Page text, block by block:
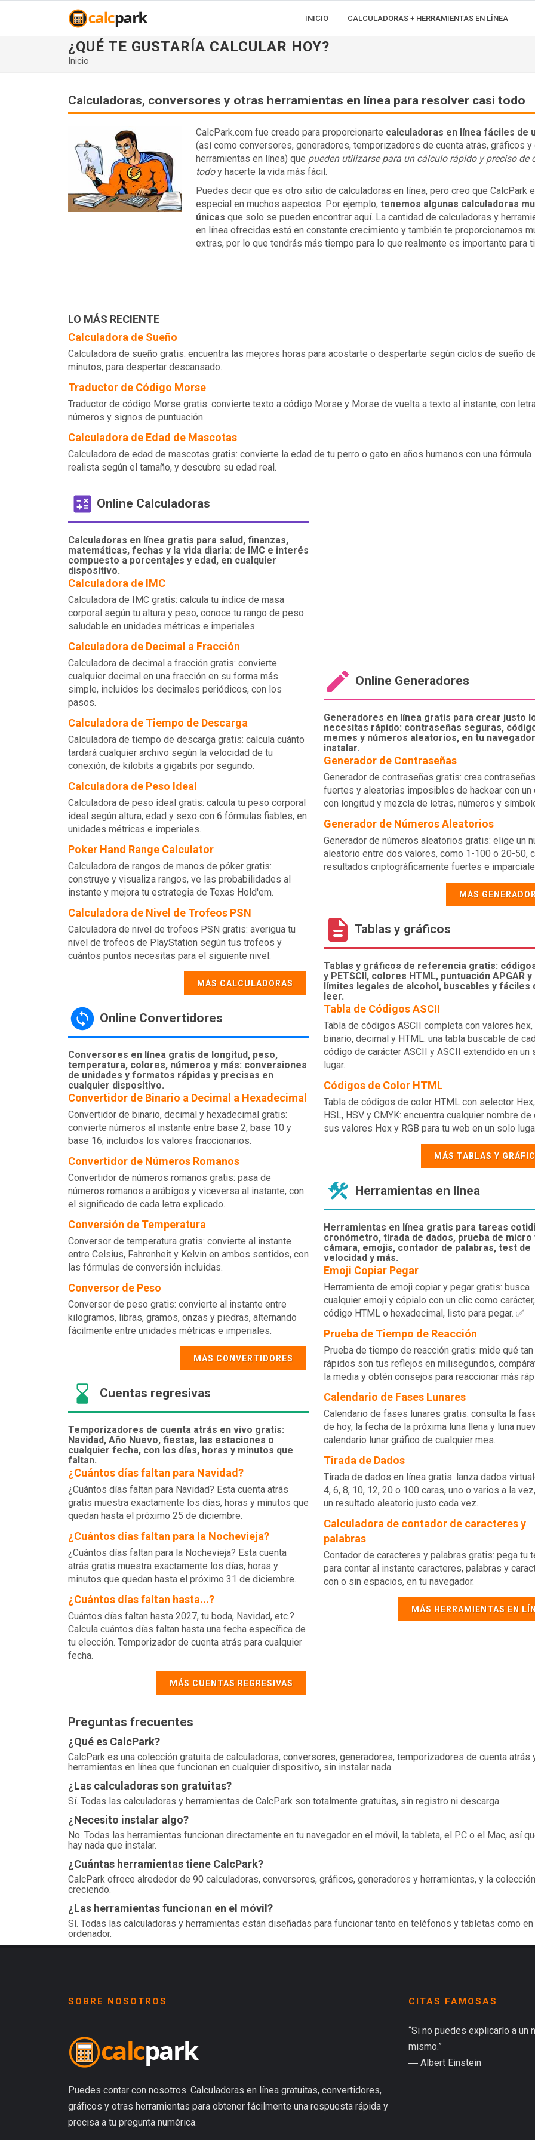
INICIO CALCULADORAS + HERRAMIENTAS EN LÍNEA
¿QUÉ TE GUSTARÍA CALCULAR HOY?
Inicio
Calculadoras, conversores y otras herramientas en línea para resolver casi todo
CalcPark.com fue creado para proporcionarte calculadoras en línea fáciles de
(así como conversores, generadores, temporizadores de cuenta atrás, gráficos y
herramientas en línea) que pueden utilizarse para un cálculo rápido y preciso de
todoy hacerte la vida más fácil.
Puedes decir que es otro sitio de calculadoras en línea, pero creo que CalcPark
especial en muchos aspectos. Por ejemplo, tenemos algunas calculadoras
únicas que solo se pueden encontrar aquí. La cantidad de calculadoras y
en línea ofrecidas está en constante crecimiento y también te proporcionamos
extras, por lo que tendrás más tiempo para lo que realmente es importante para
LO MÁS RECIENTE
Calculadora de Sueño
Calculadora de sueño gratis: encuentra las mejores horas para acostarte o despertarte según ciclos de sueño
minutos, para despertar descansado.
Traductor de Código Morse
Traductor de código Morse gratis: convierte texto a código Morse y Morse de vuelta a texto al instante, con
números y signos de puntuación.
Calculadora de Edad de Mascotas
Calculadora de edad de mascotas gratis: convierte la edad de tu perro o gato en años humanos con una fórmula
realista según el tamaño, y descubre su edad real.
Online Calculadoras
Calculadoras en línea gratis para salud, finanzas,
matemáticas, fechas y la vida diaria: de IMC e interés
compuesto a porcentajes y edad, en cualquier
dispositivo.
Calculadora de IMC
Calculadora de IMC gratis: calcula tu índice de masa
corporal según tu altura y peso, conoce tu rango de peso
saludable en unidades métricas e imperiales.
Calculadora de Decimal a Fracción
Calculadora de decimal a fracción gratis: convierte
cualquier decimal en una fracción en su forma más
simple, incluidos los decimales periódicos, con los
pasos.
Calculadora de Tiempo de Descarga
Calculadora de tiempo de descarga gratis: calcula cuánto
tardará cualquier archivo según la velocidad de tu
conexión, de kilobits a gigabits por segundo.
Calculadora de Peso Ideal
Calculadora de peso ideal gratis: calcula tu peso corporal
ideal según altura, edad y sexo con 6 fórmulas fiables, en
unidades métricas e imperiales.
Poker Hand Range Calculator
Calculadora de rangos de manos de póker gratis:
construye y visualiza rangos, ve las probabilidades al
instante y mejora tu estrategia de Texas Hold'em.
Calculadora de Nivel de Trofeos PSN
Calculadora de nivel de trofeos PSN gratis: averigua tu
nivel de trofeos de PlayStation según tus trofeos y
cuántos puntos necesitas para el siguiente nivel.
MÁS CALCULADORAS
Online Convertidores
Conversores en línea gratis de longitud, peso,
temperatura, colores, números y más: conversiones
de unidades y formatos rápidas y precisas en
cualquier dispositivo.
Convertidor de Binario a Decimal a Hexadecimal
Convertidor de binario, decimal y hexadecimal gratis:
convierte números al instante entre base 2, base 10 y
base 16, incluidos los valores fraccionarios.
Convertidor de Números Romanos
Convertidor de números romanos gratis: pasa de
números romanos a arábigos y viceversa al instante, con
el significado de cada letra explicado.
Conversión de Temperatura
Conversor de temperatura gratis: convierte al instante
entre Celsius, Fahrenheit y Kelvin en ambos sentidos, con
las fórmulas de conversión incluidas.
Conversor de Peso
Conversor de peso gratis: convierte al instante entre
kilogramos, libras, gramos, onzas y piedras, alternando
fácilmente entre unidades métricas e imperiales.
MÁS CONVERTIDORES
Cuentas regresivas
Temporizadores de cuenta atrás en vivo gratis:
Navidad, Año Nuevo, fiestas, las estaciones o
cualquier fecha, con los días, horas y minutos que
faltan.
¿Cuántos días faltan para Navidad?
¿Cuántos días faltan para Navidad? Esta cuenta atrás
gratis muestra exactamente los días, horas y minutos que
quedan hasta el próximo 25 de diciembre.
¿Cuántos días faltan para la Nochevieja?
¿Cuántos días faltan para la Nochevieja? Esta cuenta
atrás gratis muestra exactamente los días, horas y
minutos que quedan hasta el próximo 31 de diciembre.
¿Cuántos días faltan hasta...?
Cuántos días faltan hasta 2027, tu boda, Navidad, etc.?
Calcula cuántos días faltan hasta una fecha específica de
tu elección. Temporizador de cuenta atrás para cualquier
fecha.
MÁS CUENTAS REGRESIVAS
Online Generadores
Generadores en línea gratis para crear justo
necesitas rápido: contraseñas seguras,
memes y números aleatorios, en tu
instalar.
Generador de Contraseñas
Generador de contraseñas gratis: crea contraseñas
fuertes y aleatorias imposibles de hackear con un
con longitud y mezcla de letras, números y
Generador de Números Aleatorios
Generador de números aleatorios gratis: elige un
aleatorio entre dos valores, como 1-100 o 20-50,
resultados criptográficamente fuertes e
MÁS
Tablas y gráficos
Tablas y gráficos de referencia gratis:
y PETSCII, colores HTML, puntuación APGAR y
límites legales de alcohol, buscables y fáciles
leer.
Tabla de Códigos ASCII
Tabla de códigos ASCII completa con valores hex,
binario, decimal y HTML: una tabla buscable de
código de carácter ASCII y ASCII extendido en un
lugar.
Códigos de Color HTML
Tabla de códigos de color HTML con selector Hex,
HSL, HSV y CMYK: encuentra cualquier nombre de
sus valores Hex y RGB para tu web en un solo
MÁS TABLAS Y
Herramientas en línea
Herramientas en línea gratis para tareas
cronómetro, tirada de dados, prueba de micro
cámara, emojis, contador de palabras, test de
velocidad y más.
Emoji Copiar Pegar
Herramienta de emoji copiar y pegar gratis: busca
cualquier emoji y cópialo con un clic como carácter,
código HTML o hexadecimal, listo para pegar. ✅
Prueba de Tiempo de Reacción
Prueba de tiempo de reacción gratis: mide qué tan
rápidos son tus reflejos en milisegundos,
la media y obtén consejos para reaccionar más
Calendario de Fases Lunares
Calendario de fases lunares gratis: consulta la
de hoy, la fecha de la próxima luna llena y luna
calendario lunar gráfico de cualquier mes.
Tirada de Dados
Tirada de dados en línea gratis: lanza dados
4, 6, 8, 10, 12, 20 o 100 caras, uno o varios a la
un resultado aleatorio justo cada vez.
Calculadora de contador de caracteres y
palabras
Contador de caracteres y palabras gratis: pega tu
para contar al instante caracteres, palabras y
con o sin espacios, en tu navegador.
MÁS HERRAMIENTAS EN
Preguntas frecuentes
¿Qué es CalcPark?
CalcPark es una colección gratuita de calculadoras, conversores, generadores, temporizadores de cuenta atrás
herramientas en línea que funcionan en cualquier dispositivo, sin instalar nada.
¿Las calculadoras son gratuitas?
Sí. Todas las calculadoras y herramientas de CalcPark son totalmente gratuitas, sin registro ni descarga.
¿Necesito instalar algo?
No. Todas las herramientas funcionan directamente en tu navegador en el móvil, la tableta, el PC o el Mac, así
hay nada que instalar.
¿Cuántas herramientas tiene CalcPark?
CalcPark ofrece alrededor de 90 calculadoras, conversores, gráficos, generadores y herramientas, y la
creciendo.
¿Las herramientas funcionan en el móvil?
Sí. Todas las calculadoras y herramientas están diseñadas para funcionar tanto en teléfonos y tabletas como en
ordenador.
SOBRE NOSOTROS
Puedes contar con nosotros. Calculadoras en línea gratuitas, convertidores,
gráficos y otras herramientas para obtener fácilmente una respuesta rápida y
precisa a tu pregunta numérica.
CITAS FAMOSAS
“Si no puedes explicarlo a
mismo.”
― Albert Einstein